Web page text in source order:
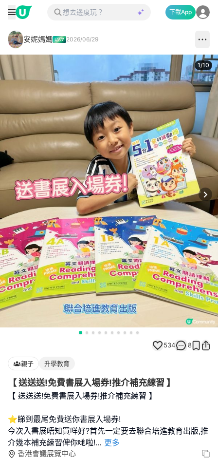
下載App
安妮媽媽 2026/06/29
1/10
534 8
親子 升學教育
【 送送送!免費書展入場券!推介補充練習 】
【 送送送!免費書展入場券!推介補充練習 】
⭐️睇到最尾免費送你書展入場券!
今次入書展唔知買咩好?首先一定要去聯合培進教育出版,推
介幾本補充練習俾你哋啦!... 更多
香港會議展覽中心